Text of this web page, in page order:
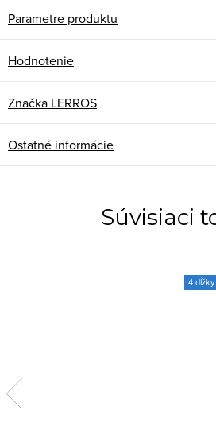
Parametre produktu
Hodnotenie
Značka LERROS
Ostatné informácie
Súvisiaci
4 dĺžky